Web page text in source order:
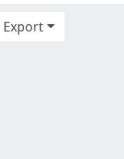
Export